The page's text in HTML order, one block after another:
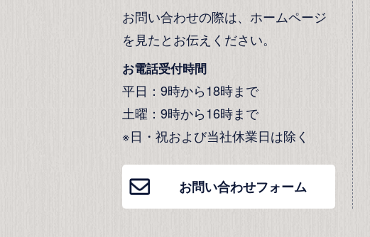
お問い合わせの際は、ホームページ
を見たとお伝えください。
お電話受付時間
平日：9時から18時まで
土曜：9時から16時まで
※日・祝および当社休業日は除く
お問い合わせフォーム